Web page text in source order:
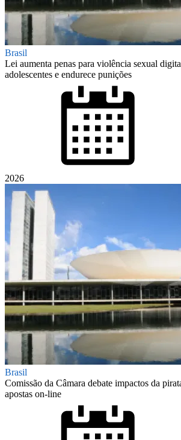
Brasil
Lei aumenta penas para violência sexual
adolescentes e endurece punições
2026
Brasil
Comissão da Câmara debate impactos da
apostas on-line